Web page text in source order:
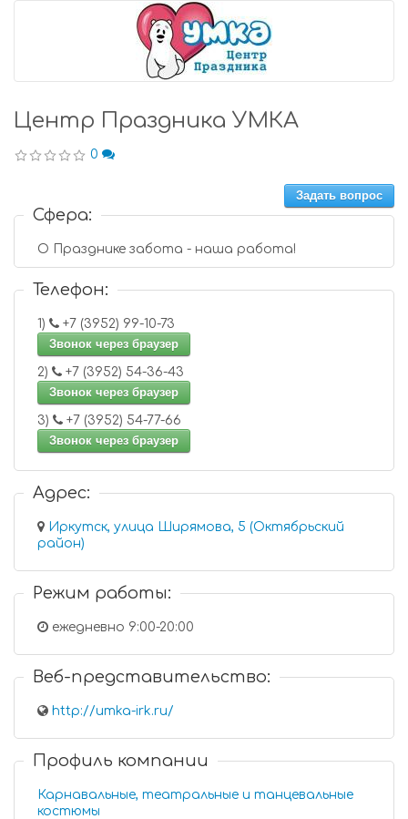
Центр Праздника УМКА
0
Задать вопрос
Сфера:
О Празднике забота - наша работа!
Телефон:
1)
+7 (3952) 99-10-73
Звонок через браузер
2)
+7 (3952) 54-36-43
Звонок через браузер
3)
+7 (3952) 54-77-66
Звонок через браузер
Адрес:
Иркутск, улица Ширямова, 5 (Октябрьский
район)
Режим работы:
ежедневно 9:00-20:00
Веб-представительство:
http://umka-irk.ru/
Профиль компании
Карнавальные, театральные и танцевальные
костюмы